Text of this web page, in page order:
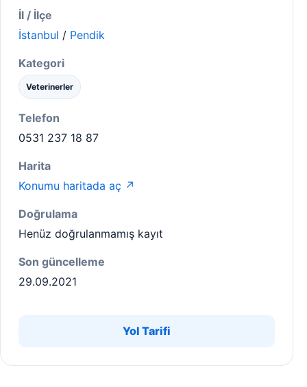
İl / İlçe
İstanbul / Pendik
Kategori
Veterinerler
Telefon
0531 237 18 87
Harita
Konumu haritada aç ↗
Doğrulama
Henüz doğrulanmamış kayıt
Son güncelleme
29.09.2021
Yol Tarifi